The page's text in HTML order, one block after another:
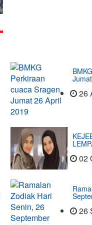
26
02
26